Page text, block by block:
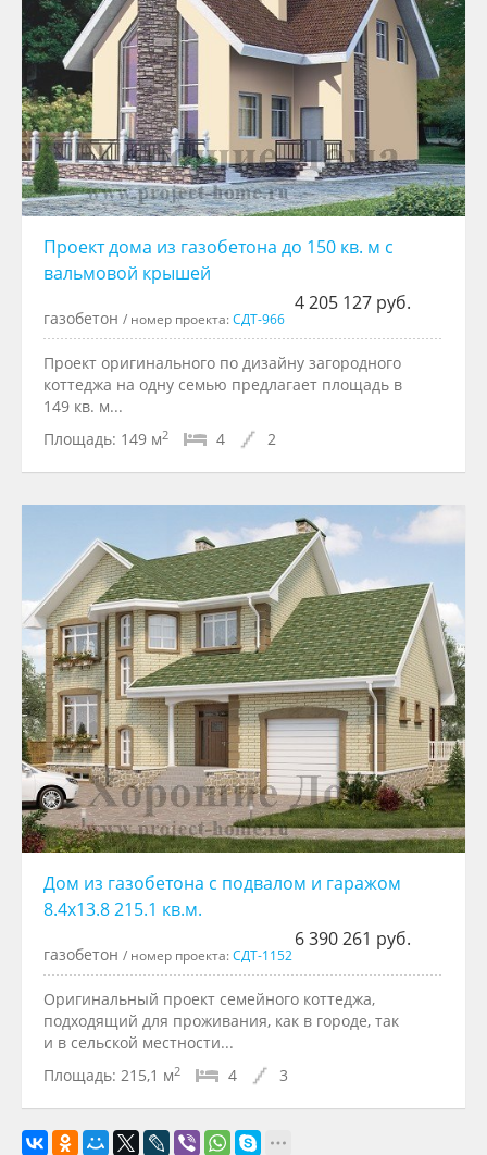
Проект дома из газобетона до 150 кв. м с
вальмовой крышей
4 205 127 руб.
газобетон / номер проекта:СДТ-966
Проект оригинального по дизайну загородного
коттеджа на одну семью предлагает площадь в
149 кв. м...
Площадь: 149 м2 4 2
Дом из газобетона с подвалом и гаражом
8.4x13.8 215.1 кв.м.
6 390 261 руб.
газобетон / номер проекта:СДТ-1152
Оригинальный проект семейного коттеджа,
подходящий для проживания, как в городе, так
и в сельской местности...
Площадь: 215,1 м2 4 3